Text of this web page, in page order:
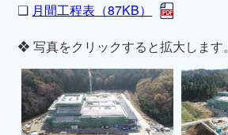
❏ 月間工程表（87KB）
❖ 写真をクリックすると拡大します。